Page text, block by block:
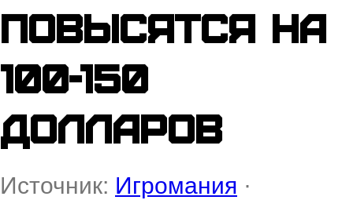
повысятся на
100-150
долларов
Источник: Игромания ·